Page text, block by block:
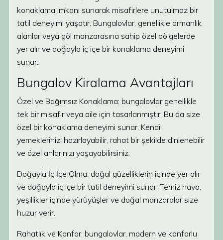
konaklama imkanı sunarak misafirlere unutulmaz bir
tatil deneyimi yaşatır. Bungalovlar, genellikle ormanlık
alanlar veya göl manzarasına sahip özel bölgelerde
yer alır ve doğayla iç içe bir konaklama deneyimi
sunar.
Bungalov Kiralama Avantajları
Özel ve Bağımsız Konaklama: bungalovlar genellikle
tek bir misafir veya aile için tasarlanmıştır. Bu da size
özel bir konaklama deneyimi sunar. Kendi
yemeklerinizi hazırlayabilir, rahat bir şekilde dinlenebilir
ve özel anlarınızı yaşayabilirsiniz.
Doğayla İç İçe Olma: doğal güzelliklerin içinde yer alır
ve doğayla iç içe bir tatil deneyimi sunar. Temiz hava,
yeşillikler içinde yürüyüşler ve doğal manzaralar size
huzur verir.
Rahatlık ve Konfor: bungalovlar, modern ve konforlu